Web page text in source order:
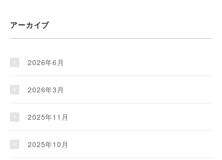
アーカイブ
2026年6月
2026年3月
2025年11月
2025年10月